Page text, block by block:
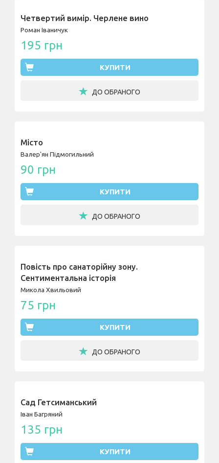
Четвертий вимір. Черлене вино
Роман Іваничук
195 грн
КУПИТИ
ДО ОБРАНОГО
Місто
Валер'ян Підмогильний
90 грн
КУПИТИ
ДО ОБРАНОГО
Повість про санаторійну зону.
Сентиментальна історія
Микола Хвильовий
75 грн
КУПИТИ
ДО ОБРАНОГО
Сад Гетсиманський
Іван Багряний
135 грн
КУПИТИ